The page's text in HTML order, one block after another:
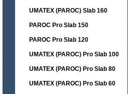
UMATEX (PAROC) Slab 160
PAROC Pro Slab 150
PAROC Pro Slab 120
UMATEX (PAROC) Pro Slab 100
UMATEX (PAROC) Pro Slab 80
UMATEX (PAROC) Pro Slab 60